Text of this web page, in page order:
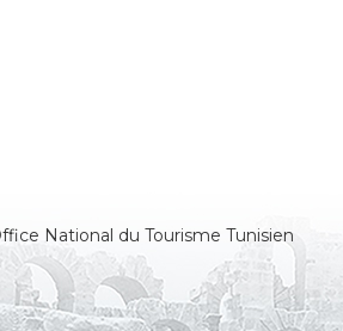
National du Tourisme Tunisien